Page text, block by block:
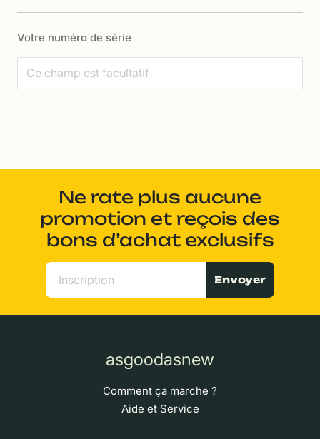
Votre numéro de série
Ne rate plus aucune
promotion et reçois des
bons d’achat exclusifs
Envoyer
asgoodasnew
Comment ça marche ?
Aide et Service